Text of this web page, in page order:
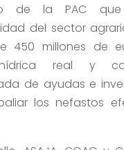
de la PAC
del sector
450 millones de
real y
de ayudas e
los nefastos